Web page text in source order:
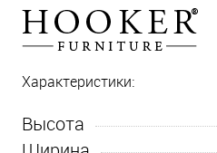
Характеристики:
Высота